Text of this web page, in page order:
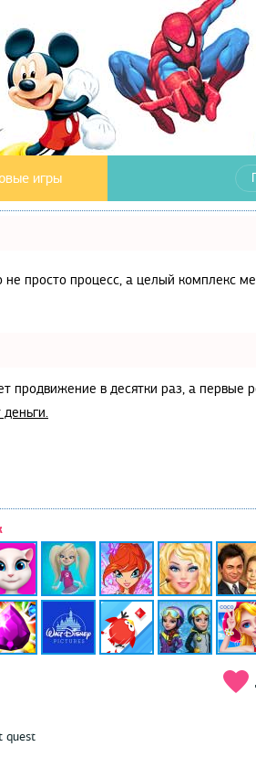
игры
просто процесс, а целый комплекс
продвижение в десятки раз, а первые
деньги.
quest